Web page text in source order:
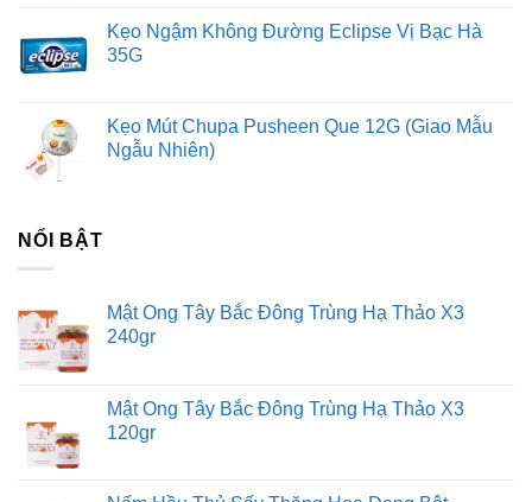
Kẹo Ngậm Không Đường Eclipse Vị Bạc Hà
35G
Kẹo Mút Chupa Pusheen Que 12G (Giao Mẫu
Ngẫu Nhiên)
NỔI BẬT
Mật Ong Tây Bắc Đông Trùng Hạ Thảo X3
240gr
Mật Ong Tây Bắc Đông Trùng Hạ Thảo X3
120gr